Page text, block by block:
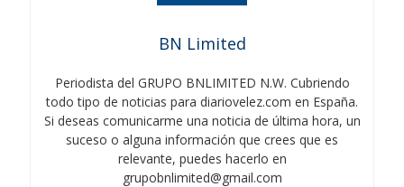
BN Limited
Periodista del GRUPO BNLIMITED N.W. Cubriendo
todo tipo de noticias para diariovelez.com en España.
Si deseas comunicarme una noticia de última hora, un
suceso o alguna información que crees que es
relevante, puedes hacerlo en
grupobnlimited@gmail.com